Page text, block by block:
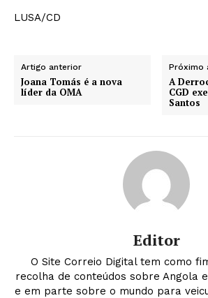
LUSA/CD
Artigo anterior
Joana Tomás é a nova
líder da OMA
Próximo
A
CGD
Santos
Editor
O Site Correio Digital tem como
recolha de conteúdos sobre Angola
e em parte sobre o mundo para